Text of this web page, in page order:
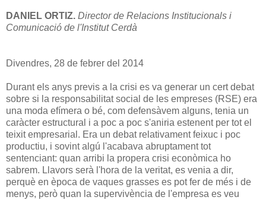
DANIEL ORTIZ. Director de Relacions Institucionals i
Comunicació de l'Institut Cerdà
Divendres, 28 de febrer del 2014
Durant els anys previs a la crisi es va generar un cert debat
sobre si la responsabilitat social de les empreses (RSE) era
una moda efímera o bé, com defensàvem alguns, tenia un
caràcter estructural i a poc a poc s'aniria estenent per tot el
teixit empresarial. Era un debat relativament feixuc i poc
productiu, i sovint algú l'acabava abruptament tot
sentenciant: quan arribi la propera crisi econòmica ho
sabrem. Llavors serà l'hora de la veritat, es venia a dir,
perquè en època de vaques grasses es pot fer de més i de
menys, però quan la supervivència de l'empresa es veu